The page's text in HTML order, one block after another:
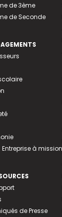
de 3ème
de Seconde
à mission
de Presse